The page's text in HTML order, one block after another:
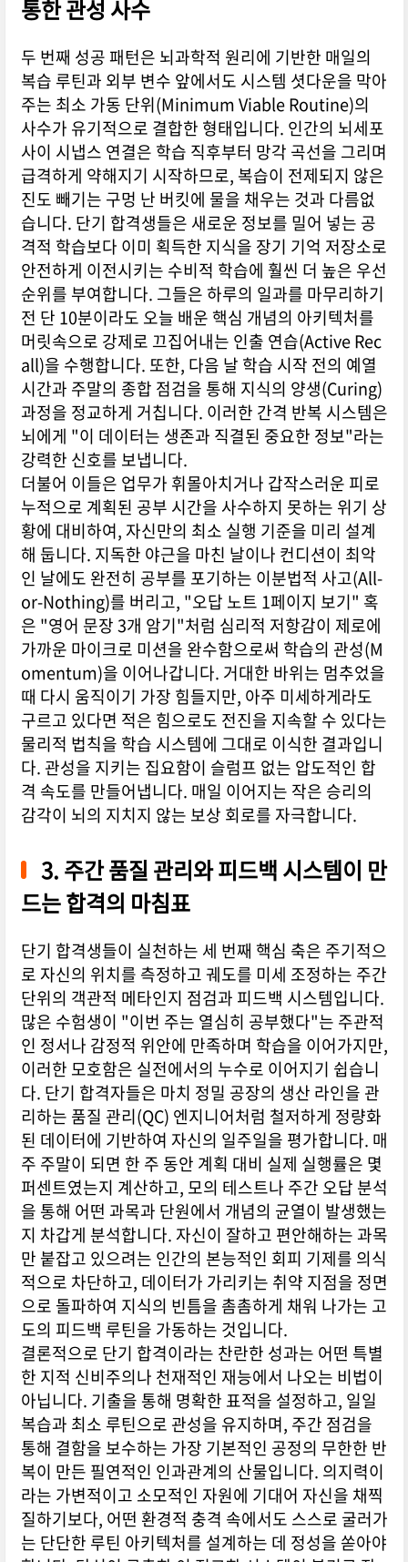
통한 관성 사수
두 번째 성공 패턴은 뇌과학적 원리에 기반한 매일의
복습 루틴과 외부 변수 앞에서도 시스템 셧다운을 막아
주는 최소 가동 단위(Minimum Viable Routine)의
사수가 유기적으로 결합한 형태입니다. 인간의 뇌세포
사이 시냅스 연결은 학습 직후부터 망각 곡선을 그리며
급격하게 약해지기 시작하므로, 복습이 전제되지 않은
진도 빼기는 구멍 난 버킷에 물을 채우는 것과 다름없
습니다. 단기 합격생들은 새로운 정보를 밀어 넣는 공
격적 학습보다 이미 획득한 지식을 장기 기억 저장소로
안전하게 이전시키는 수비적 학습에 훨씬 더 높은 우선
순위를 부여합니다. 그들은 하루의 일과를 마무리하기
전 단 10분이라도 오늘 배운 핵심 개념의 아키텍처를
머릿속으로 강제로 끄집어내는 인출 연습(Active Rec
all)을 수행합니다. 또한, 다음 날 학습 시작 전의 예열
시간과 주말의 종합 점검을 통해 지식의 양생(Curing)
과정을 정교하게 거칩니다. 이러한 간격 반복 시스템은
뇌에게 "이 데이터는 생존과 직결된 중요한 정보"라는
강력한 신호를 보냅니다.
더불어 이들은 업무가 휘몰아치거나 갑작스러운 피로
누적으로 계획된 공부 시간을 사수하지 못하는 위기 상
황에 대비하여, 자신만의 최소 실행 기준을 미리 설계
해 둡니다. 지독한 야근을 마친 날이나 컨디션이 최악
인 날에도 완전히 공부를 포기하는 이분법적 사고(All-
or-Nothing)를 버리고, "오답 노트 1페이지 보기" 혹
은 "영어 문장 3개 암기"처럼 심리적 저항감이 제로에
가까운 마이크로 미션을 완수함으로써 학습의 관성(M
omentum)을 이어나갑니다. 거대한 바위는 멈추었을
때 다시 움직이기 가장 힘들지만, 아주 미세하게라도
구르고 있다면 적은 힘으로도 전진을 지속할 수 있다는
물리적 법칙을 학습 시스템에 그대로 이식한 결과입니
다. 관성을 지키는 집요함이 슬럼프 없는 압도적인 합
격 속도를 만들어냅니다. 매일 이어지는 작은 승리의
감각이 뇌의 지치지 않는 보상 회로를 자극합니다.
3. 주간 품질 관리와 피드백 시스템이 만
드는 합격의 마침표
단기 합격생들이 실천하는 세 번째 핵심 축은 주기적으
로 자신의 위치를 측정하고 궤도를 미세 조정하는 주간
단위의 객관적 메타인지 점검과 피드백 시스템입니다.
많은 수험생이 "이번 주는 열심히 공부했다"는 주관적
인 정서나 감정적 위안에 만족하며 학습을 이어가지만,
이러한 모호함은 실전에서의 누수로 이어지기 쉽습니
다. 단기 합격자들은 마치 정밀 공장의 생산 라인을 관
리하는 품질 관리(QC) 엔지니어처럼 철저하게 정량화
된 데이터에 기반하여 자신의 일주일을 평가합니다. 매
주 주말이 되면 한 주 동안 계획 대비 실제 실행률은 몇
퍼센트였는지 계산하고, 모의 테스트나 주간 오답 분석
을 통해 어떤 과목과 단원에서 개념의 균열이 발생했는
지 차갑게 분석합니다. 자신이 잘하고 편안해하는 과목
만 붙잡고 있으려는 인간의 본능적인 회피 기제를 의식
적으로 차단하고, 데이터가 가리키는 취약 지점을 정면
으로 돌파하여 지식의 빈틈을 촘촘하게 채워 나가는 고
도의 피드백 루틴을 가동하는 것입니다.
결론적으로 단기 합격이라는 찬란한 성과는 어떤 특별
한 지적 신비주의나 천재적인 재능에서 나오는 비법이
아닙니다. 기출을 통해 명확한 표적을 설정하고, 일일
복습과 최소 루틴으로 관성을 유지하며, 주간 점검을
통해 결함을 보수하는 가장 기본적인 공정의 무한한 반
복이 만든 필연적인 인과관계의 산물입니다. 의지력이
라는 가변적이고 소모적인 자원에 기대어 자신을 채찍
질하기보다, 어떤 환경적 충격 속에서도 스스로 굴러가
는 단단한 루틴 아키텍처를 설계하는 데 정성을 쏟아야